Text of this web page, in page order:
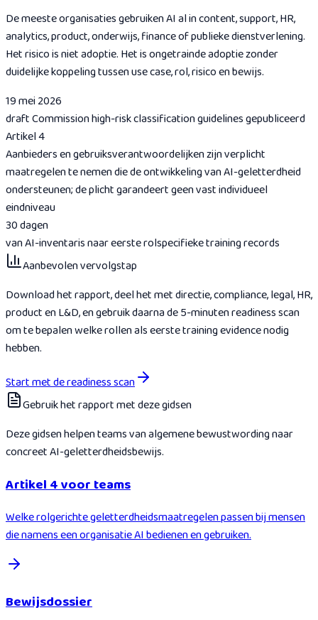
De meeste organisaties gebruiken AI al in content, support, HR,
analytics, product, onderwijs, finance of publieke dienstverlening.
Het risico is niet adoptie. Het is ongetrainde adoptie zonder
duidelijke koppeling tussen use case, rol, risico en bewijs.
19 mei 2026
draft Commission high-risk classification guidelines gepubliceerd
Artikel 4
Aanbieders en gebruiksverantwoordelijken zijn verplicht
maatregelen te nemen die de ontwikkeling van AI-geletterdheid
ondersteunen; de plicht garandeert geen vast individueel
eindniveau
30 dagen
van AI-inventaris naar eerste rolspecifieke training records
Aanbevolen vervolgstap
Download het rapport, deel het met directie, compliance, legal, HR,
product en L&D, en gebruik daarna de 5-minuten readiness scan
om te bepalen welke rollen als eerste training evidence nodig
hebben.
Start met de readiness scan
Gebruik het rapport met deze gidsen
Deze gidsen helpen teams van algemene bewustwording naar
concreet AI-geletterdheidsbewijs.
Artikel 4 voor teams
Welke rolgerichte geletterdheidsmaatregelen passen bij mensen
die namens een organisatie AI bedienen en gebruiken.
Bewijsdossier